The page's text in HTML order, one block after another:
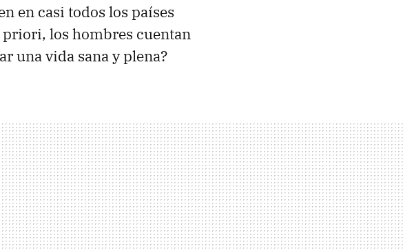
en casi todos los países
priori, los hombres cuentan
una vida sana y plena?